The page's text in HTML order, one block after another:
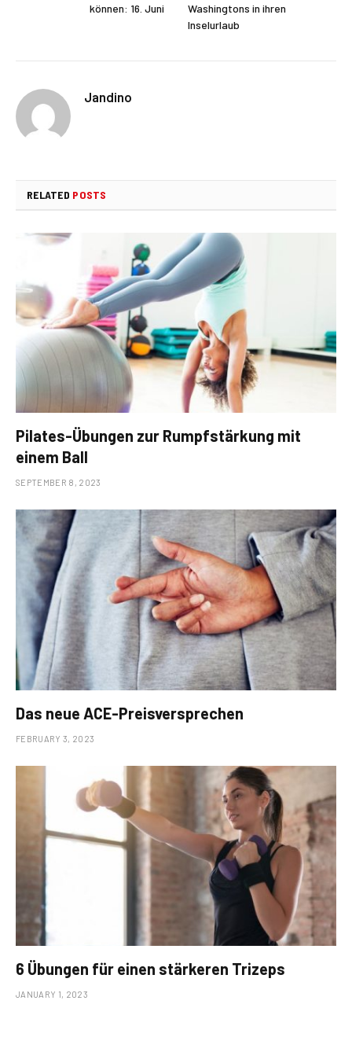
können: 16. Juni
Washingtons in ihren
Inselurlaub
Jandino
RELATED POSTS
Pilates-Übungen zur Rumpfstärkung mit
einem Ball
SEPTEMBER 8, 2023
Das neue ACE-Preisversprechen
FEBRUARY 3, 2023
6 Übungen für einen stärkeren Trizeps
JANUARY 1, 2023